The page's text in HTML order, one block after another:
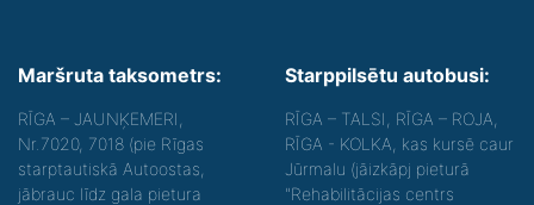
Maršruta taksometrs:
RĪGA – JAUNĶEMERI,
Nr.7020, 7018 (pie Rīgas
starptautiskā Autoostas,
jābrauc līdz gala pietura
Starppilsētu autobusi:
RĪGA – TALSI, RĪGA – ROJA,
RĪGA - KOLKA, kas kursē caur
Jūrmalu (jāizkāpj pieturā
"Rehabilitācijas centrs